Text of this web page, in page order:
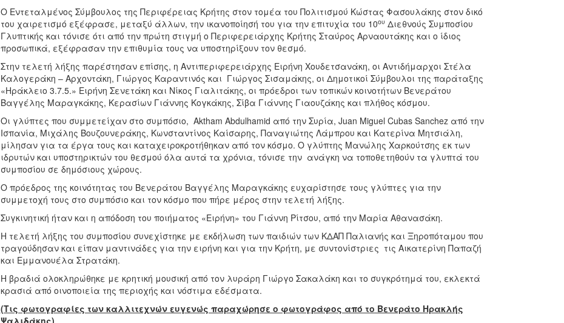
Ο Εντεταλμένος Σύμβουλος της Περιφέρειας Κρήτης στον τομέα του Πολιτισμού Κώστας Φασουλάκης στον δικό
του χαιρετισμό εξέφρασε, μεταξύ άλλων, την ικανοποίησή του για την επιτυχία του 10ου Διεθνούς Συμποσίου
Γλυπτικής και τόνισε ότι από την πρώτη στιγμή ο Περιφερειάρχης Κρήτης Σταύρος Αρναουτάκης και ο ίδιος
προσωπικά, εξέφρασαν την επιθυμία τους να υποστηρίξουν τον θεσμό.
Στην τελετή λήξης παρέστησαν επίσης, η Αντιπεριφερειάρχης Ειρήνη Χουδετσανάκη, οι Αντιδήμαρχοι Στέλα
Καλογεράκη – Αρχοντάκη, Γιώργος Καραντινός και Γιώργος Σισαμάκης, οι Δημοτικοί Σύμβουλοι της παράταξης
«Ηράκλειο 3.7.5.» Ειρήνη Σενετάκη και Νίκος Γιαλιτάκης, οι πρόεδροι των τοπικών κοινοτήτων Βενεράτου
Βαγγέλης Μαραγκάκης, Κερασίων Γιάννης Κογκάκης, Σίβα Γιάννης Γιαουζάκης και πλήθος κόσμου.
Οι γλύπτες που συμμετείχαν στο συμπόσιο, Aktham Abdulhamid από την Συρία, Juan Miguel Cubas Sanchez από την
Ισπανία, Μιχάλης Βουζουνεράκης, Κωνσταντίνος Καίσαρης, Παναγιώτης Λάμπρου και Κατερίνα Μητσιάλη,
μίλησαν για τα έργα τους και καταχειροκροτήθηκαν από τον κόσμο. Ο γλύπτης Μανώλης Χαρκούτσης εκ των
ιδρυτών και υποστηρικτών του θεσμού όλα αυτά τα χρόνια, τόνισε την ανάγκη να τοποθετηθούν τα γλυπτά του
συμποσίου σε δημόσιους χώρους.
Ο πρόεδρος της κοινότητας του Βενεράτου Βαγγέλης Μαραγκάκης ευχαρίστησε τους γλύπτες για την
συμμετοχή τους στο συμπόσιο και τον κόσμο που πήρε μέρος στην τελετή λήξης.
Συγκινητική ήταν και η απόδοση του ποιήματος «Ειρήνη» του Γιάννη Ρίτσου, από την Μαρία Αθανασάκη.
Η τελετή λήξης του συμποσίου συνεχίστηκε με εκδήλωση των παιδιών των ΚΔΑΠ Παλιανής και Ξηροπόταμου που
τραγούδησαν και είπαν μαντινάδες για την ειρήνη και για την Κρήτη, με συντονίστριες τις Αικατερίνη Παπαζή
και Εμμανουέλα Στρατάκη.
Η βραδιά ολοκληρώθηκε με κρητική μουσική από τον λυράρη Γιώργο Σακαλάκη και το συγκρότημά του, εκλεκτά
κρασιά από οινοποιεία της περιοχής και νόστιμα εδέσματα.
(Τις φωτογραφίες των καλλιτεχνών ευγενώς παραχώρησε ο φωτογράφος από το Βενεράτο Ηρακλής
Ψαλιδάκης)